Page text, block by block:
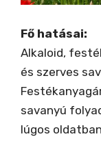
Fő hatásai:
Alkaloid,
és szerves
savanyú
lúgos